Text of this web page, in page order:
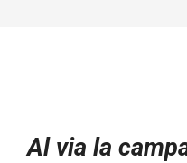
Al via la